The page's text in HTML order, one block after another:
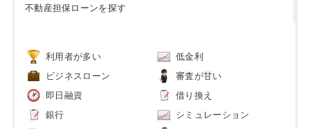
不動産担保ローンを探す
利用者が多い 低金利
ビジネスローン 審査が甘い
即日融資 借り換え
銀行 シミュレーション